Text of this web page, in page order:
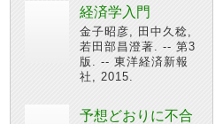
経済学入門
金子昭彦, 田中久稔,
若田部昌澄著. -- 第3
版. -- 東洋経済新報
社, 2015.
予想どおりに不合